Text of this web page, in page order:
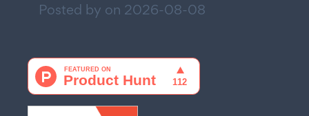
Posted by on 2026-08-08